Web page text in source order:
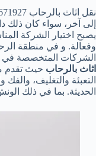
إلى آخر، سواء كان ذلك
يصبح اختيار الشركة
وفعالة. و في منطقة
الشركات المتخصصة في
اثاث بالرحاب حيث تقدم
التعبئة والتغليف،
الحديثة. بما في ذلك